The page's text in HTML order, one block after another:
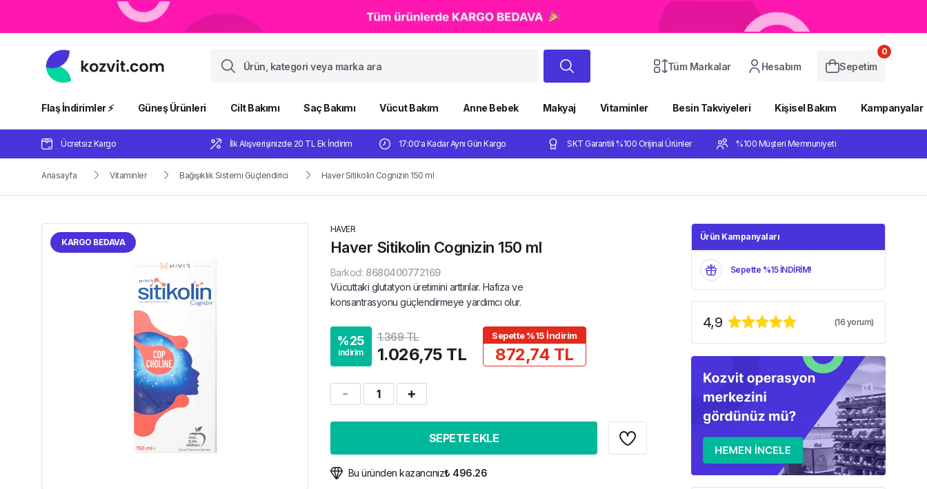
Tüm Markalar Hesabım Sepetim
0
Flaş İndirimler ⚡️ Güneş Ürünleri Cilt Bakımı Saç Bakımı Vücut Bakım Anne Bebek Makyaj Vitaminler Besin Takviyeleri Kişisel Bakım Kampanyalar
Ücretsiz Kargo İlk Alışverişinizde 20 TL Ek İndirim 17:00'a Kadar Aynı Gün Kargo SKT Garantili %100 Orijinal Ürünler %100 Müşteri Memnuniyeti
Anasayfa Vitaminler Bağışıklık Sistemi Güçlendirici Haver Sitikolin Cognizin 150 ml
KARGO BEDAVA
HAVER
Haver Sitikolin Cognizin 150 ml
Barkod: 8680400772169
Vücuttaki glutatyon üretimini arttırılar. Hafıza ve
konsantrasyonu güçlendirmeye yardımcı olur.
%25
indirim
1.369 TL
1.026,75 TL
Sepette %15 İndirim
872,74 TL
1
SEPETE EKLE
Bu üründen kazancınız₺ 496.26
Ürün Kampanyaları
Sepette %15 İNDİRİM!
4,9 (16 yorum)